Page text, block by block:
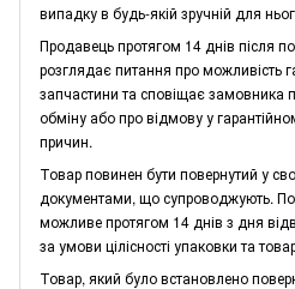
випадку в будь-якій зручній для
Продавець протягом 14 днів після
розглядає питання про можливість
запчастини та сповіщає замовника
обміну або про відмову у
причин.
Товар повинен бути повернутий у
документами, що супроводжують.
можливе протягом 14 днів з дня
за умови цілісності упаковки та
Товар, який було встановлено